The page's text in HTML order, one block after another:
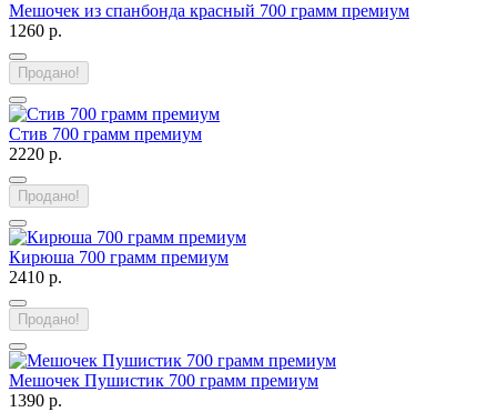
Мешочек из спанбонда красный 700 грамм премиум
1260 р.
Продано!
Стив 700 грамм премиум
2220 р.
Продано!
Кирюша 700 грамм премиум
2410 р.
Продано!
Мешочек Пушистик 700 грамм премиум
1390 р.